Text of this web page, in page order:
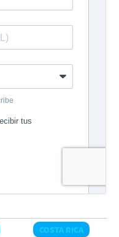
COSTA RICA